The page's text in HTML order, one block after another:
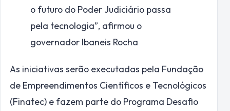
o futuro do Poder Judiciário passa
pela tecnologia”, afirmou o
governador Ibaneis Rocha
As iniciativas serão executadas pela Fundação
de Empreendimentos Científicos e Tecnológicos
(Finatec) e fazem parte do Programa Desafio